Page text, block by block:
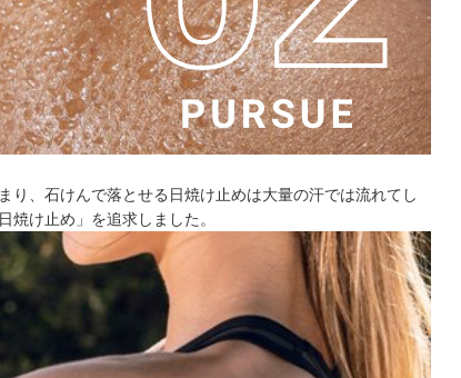
、石けんで落とせる日焼け止めは大量の汗では流れてし
け止め」を追求しました。